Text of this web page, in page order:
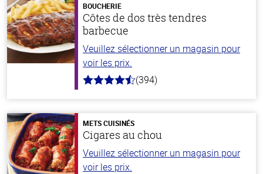
BOUCHERIE
Côtes de dos très tendres
barbecue
Veuillez sélectionner un magasin pour
voir les prix.
4.7
stars
(394)
METS CUISINÉS
Cigares au chou
Veuillez sélectionner un magasin pour
voir les prix.